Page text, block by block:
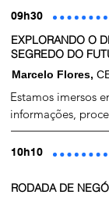
09h30
EXPLORANDO O
SEGREDO DO
Marcelo Flores,
Estamos imersos
informações,
ferramentas
usamos antes. A
forma
10h10
RODADA DE